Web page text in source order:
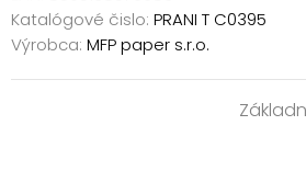
Katalógové čislo: PRANI T C0395
Výrobca: MFP paper s.r.o.